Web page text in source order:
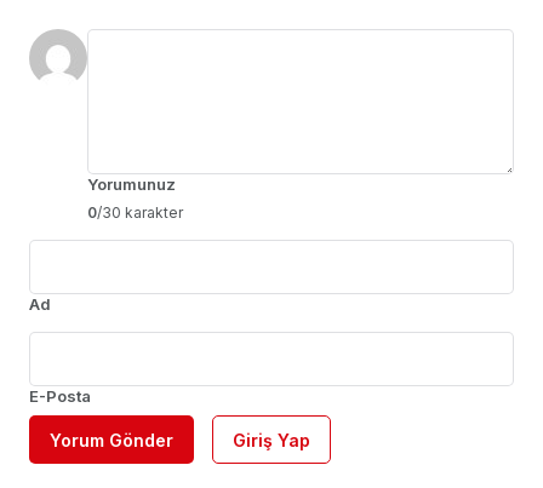
Yorumunuz
0/30 karakter
Ad
E-Posta
Yorum Gönder Giriş Yap